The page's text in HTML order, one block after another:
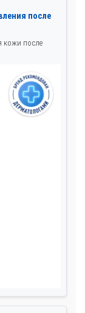
после
кожи после